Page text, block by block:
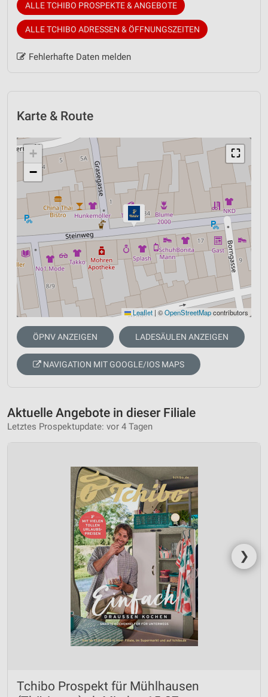
ALLE TCHIBO PROSPEKTE & ANGEBOTE
ALLE TCHIBO ADRESSEN & ÖFFNUNGSZEITEN
Fehlerhafte Daten melden
Karte & Route
⛶
+
−
Leaflet | ©OpenStreetMapcontributors
ÖPNV ANZEIGEN LADESÄULEN ANZEIGEN
NAVIGATION MIT GOOGLE/IOS MAPS
Aktuelle Angebote in dieser Filiale
Letztes Prospektupdate: vor 4 Tagen
❯
Tchibo Prospekt für Mühlhausen